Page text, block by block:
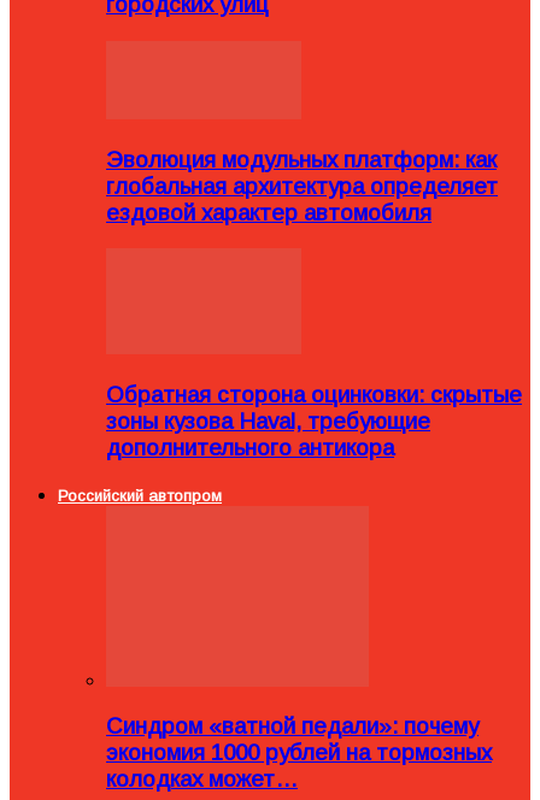
Эволюция модульных платформ: как
глобальная архитектура определяет
ездовой характер автомобиля
Обратная сторона оцинковки: скрытые
зоны кузова Haval, требующие
дополнительного антикора
Российский автопром
Синдром «ватной педали»: почему
экономия 1000 рублей на тормозных
колодках может…